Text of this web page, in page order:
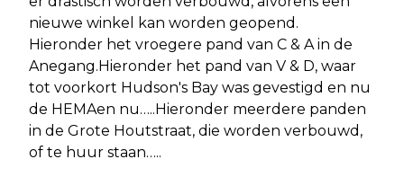
nieuwe winkel kan worden geopend.
Hieronder het vroegere pand van C & A in de
Anegang.Hieronder het pand van V & D, waar
tot voorkort Hudson's Bay was gevestigd en nu
de HEMAen nu…..Hieronder meerdere panden
in de Grote Houtstraat, die worden verbouwd,
of te huur staan…..